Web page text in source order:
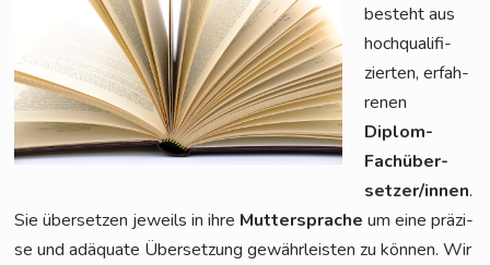
besteht aus
hoch­qua­li­fi­
zier­ten, erfah­
re­nen
Diplom-
Fach­über­
set­zer/in­nen.
Sie über­set­zen jeweils in ihre Mut­ter­spra­che um eine prä­zi­
se und adäqua­te Über­set­zung gewähr­leis­ten zu kön­nen. Wir